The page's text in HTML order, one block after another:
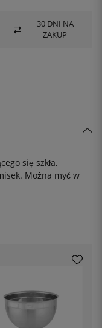
30 DNI NA
ZAKUP
się szkła,
Można myć w